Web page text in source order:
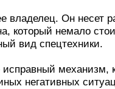
владелец. Он несет
который немало
вид спецтехники.
исправный
негативных